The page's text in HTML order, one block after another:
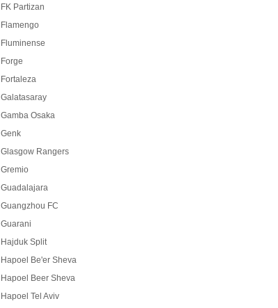
FK Partizan
Flamengo
Fluminense
Forge
Fortaleza
Galatasaray
Gamba Osaka
Genk
Glasgow Rangers
Gremio
Guadalajara
Guangzhou FC
Guarani
Hajduk Split
Hapoel Be'er Sheva
Hapoel Beer Sheva
Hapoel Tel Aviv